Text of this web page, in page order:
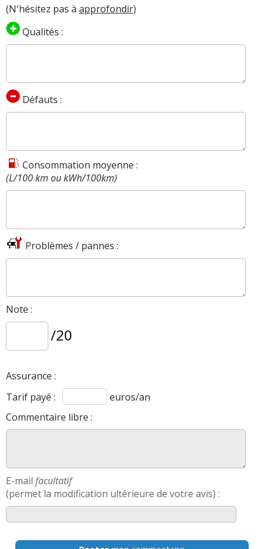
(N'hésitez pas à approfondir)
Qualités :
Défauts :
Consommation moyenne :
(L/100 km ou kWh/100km)
Problèmes / pannes :
Note :
/20
Assurance :
Tarif payé :
euros/an
Commentaire libre :
E-mail facultatif
(permet la modification ultérieure de votre avis) :